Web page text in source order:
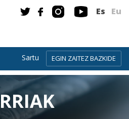
Es Eu
Sartu EGIN ZAITEZ BAZKIDE